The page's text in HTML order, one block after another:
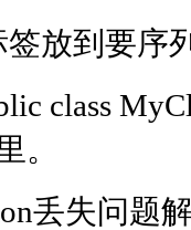
签放到要序
class
。
丢失问题